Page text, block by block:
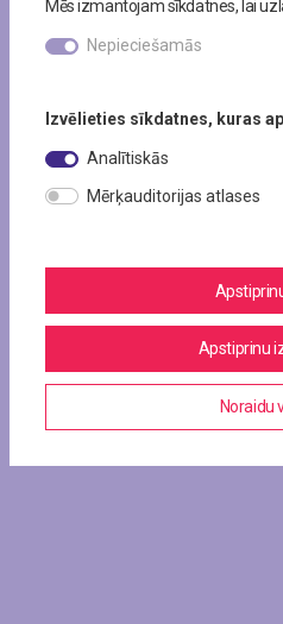
Mēs izmantojam sīkdatnes, lai
Nepieciešamās
Izvēlieties sīkdatnes, kuras
Analītiskās
Mērķauditorijas atlases
Apstiprinu
Noraidu